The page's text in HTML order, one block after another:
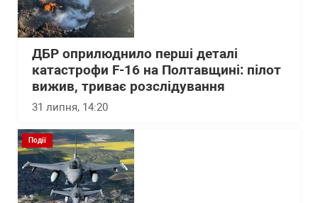
ДБР оприлюднило перші деталі
катастрофи F-16 на Полтавщині: пілот
вижив, триває розслідування
31 липня, 14:20
Події